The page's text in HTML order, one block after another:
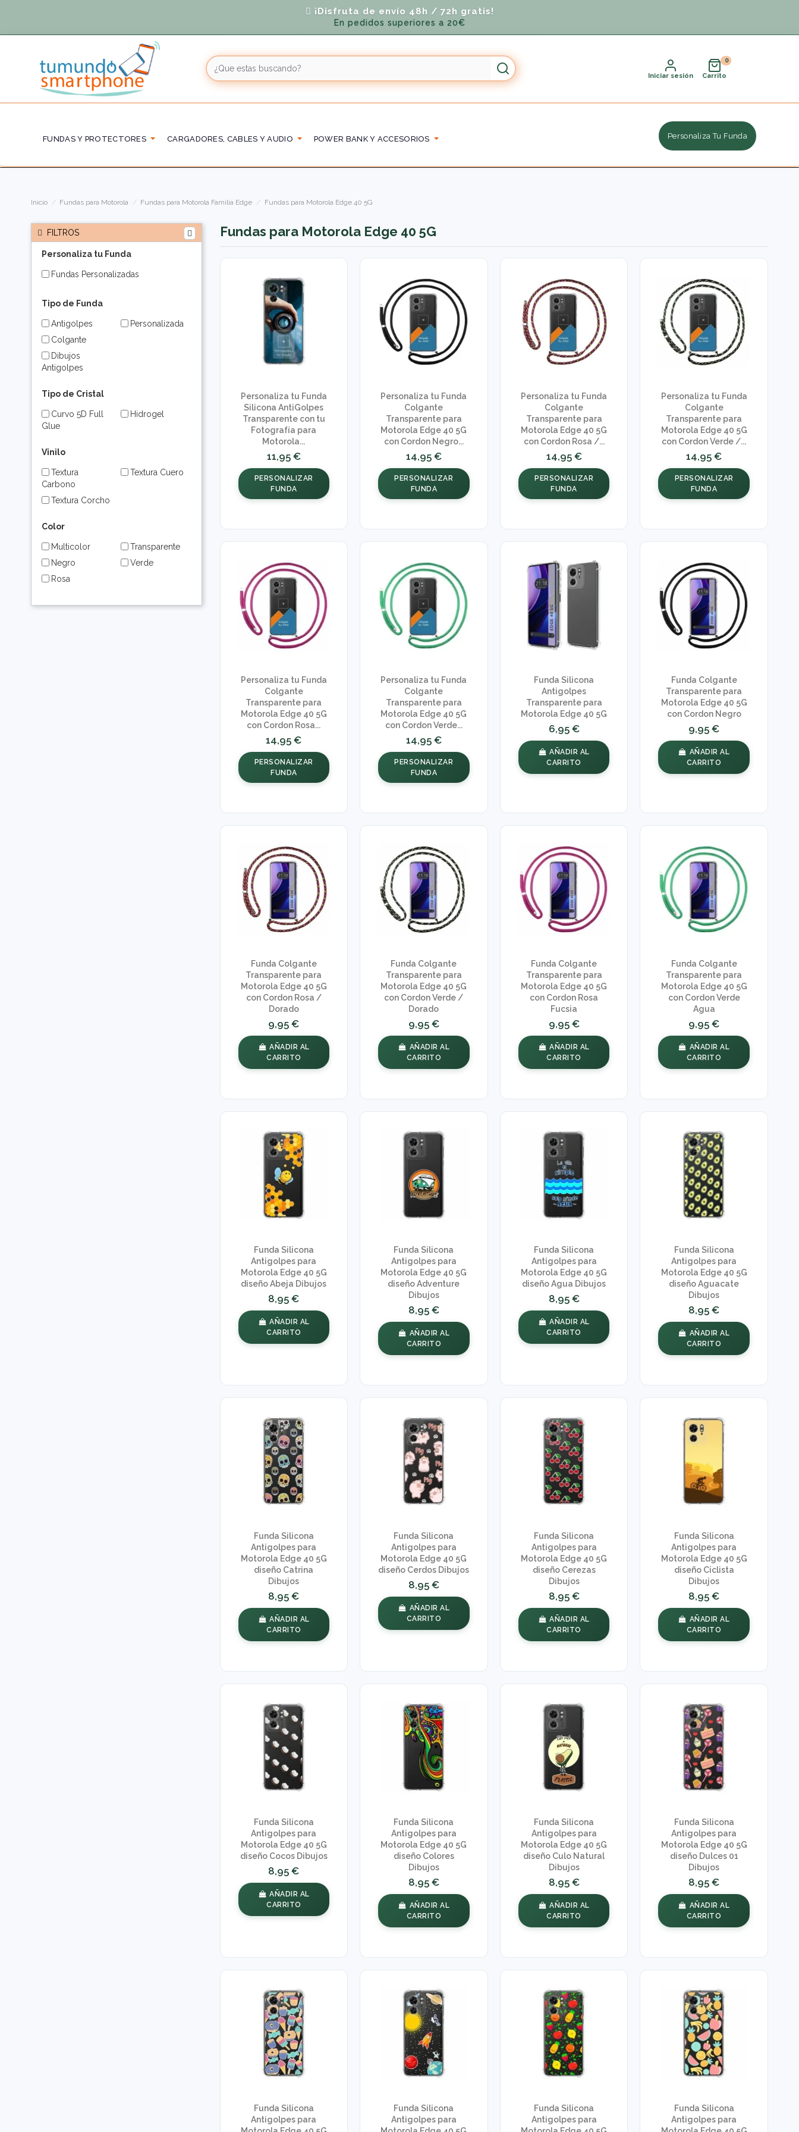
¡Disfruta de envío 48h / 72h gratis!
En pedidos superiores a 20€
Iniciar sesión Carrito
FUNDAS Y PROTECTORES CARGADORES, CABLES Y AUDIO POWER BANK Y ACCESORIOS Personaliza Tu Funda
Inicio Fundas para Motorola Fundas para Motorola Familia Edge Fundas para Motorola Edge 40 5G
Fundas para Motorola Edge 40 5G
Personaliza tu Funda
Silicona AntiGolpes
Transparente con tu
Fotografía para
Motorola...
11,95 €
PERSONALIZAR
FUNDA
Personaliza tu Funda
Colgante
Transparente para
Motorola Edge 40 5G
con Cordon Negro...
14,95 €
PERSONALIZAR
FUNDA
Personaliza tu Funda
Colgante
Transparente para
Motorola Edge 40 5G
con Cordon Rosa /...
14,95 €
PERSONALIZAR
FUNDA
Personaliza tu Funda
Colgante
Transparente para
Motorola Edge 40 5G
con Cordon Verde /...
14,95 €
PERSONALIZAR
FUNDA
Personaliza tu Funda
Colgante
Transparente para
Motorola Edge 40 5G
con Cordon Rosa...
14,95 €
PERSONALIZAR
FUNDA
Personaliza tu Funda
Colgante
Transparente para
Motorola Edge 40 5G
con Cordon Verde...
14,95 €
PERSONALIZAR
FUNDA
Funda Silicona
Antigolpes
Transparente para
Motorola Edge 40 5G
6,95 €
AÑADIR AL
CARRITO
Funda Colgante
Transparente para
Motorola Edge 40 5G
con Cordon Negro
9,95 €
AÑADIR AL
CARRITO
Funda Colgante
Transparente para
Motorola Edge 40 5G
con Cordon Rosa /
Dorado
9,95 €
AÑADIR AL
CARRITO
Funda Colgante
Transparente para
Motorola Edge 40 5G
con Cordon Verde /
Dorado
9,95 €
AÑADIR AL
CARRITO
Funda Colgante
Transparente para
Motorola Edge 40 5G
con Cordon Rosa
Fucsia
9,95 €
AÑADIR AL
CARRITO
Funda Colgante
Transparente para
Motorola Edge 40 5G
con Cordon Verde
Agua
9,95 €
AÑADIR AL
CARRITO
Funda Silicona
Antigolpes para
Motorola Edge 40 5G
diseño Abeja Dibujos
8,95 €
AÑADIR AL
CARRITO
Funda Silicona
Antigolpes para
Motorola Edge 40 5G
diseño Adventure
Dibujos
8,95 €
AÑADIR AL
CARRITO
Funda Silicona
Antigolpes para
Motorola Edge 40 5G
diseño Agua Dibujos
8,95 €
AÑADIR AL
CARRITO
Funda Silicona
Antigolpes para
Motorola Edge 40 5G
diseño Aguacate
Dibujos
8,95 €
AÑADIR AL
CARRITO
Funda Silicona
Antigolpes para
Motorola Edge 40 5G
diseño Catrina
Dibujos
8,95 €
AÑADIR AL
CARRITO
Funda Silicona
Antigolpes para
Motorola Edge 40 5G
diseño Cerdos Dibujos
8,95 €
AÑADIR AL
CARRITO
Funda Silicona
Antigolpes para
Motorola Edge 40 5G
diseño Cerezas
Dibujos
8,95 €
AÑADIR AL
CARRITO
Funda Silicona
Antigolpes para
Motorola Edge 40 5G
diseño Ciclista
Dibujos
8,95 €
AÑADIR AL
CARRITO
Funda Silicona
Antigolpes para
Motorola Edge 40 5G
diseño Cocos Dibujos
8,95 €
AÑADIR AL
CARRITO
Funda Silicona
Antigolpes para
Motorola Edge 40 5G
diseño Colores
Dibujos
8,95 €
AÑADIR AL
CARRITO
Funda Silicona
Antigolpes para
Motorola Edge 40 5G
diseño Culo Natural
Dibujos
8,95 €
AÑADIR AL
CARRITO
Funda Silicona
Antigolpes para
Motorola Edge 40 5G
diseño Dulces 01
Dibujos
8,95 €
AÑADIR AL
CARRITO
Funda Silicona
Antigolpes para
Funda Silicona
Antigolpes para
Funda Silicona
Antigolpes para
Funda Silicona
Antigolpes para
FILTROS
Personaliza tu Funda
Fundas Personalizadas
Tipo de Funda
Antigolpes
Colgante
Dibujos
Antigolpes
Personalizada
Tipo de Cristal
Curvo 5D Full
Glue
Hidrogel
Vinilo
Textura
Carbono
Textura Corcho
Textura Cuero
Color
Multicolor
Negro
Rosa
Transparente
Verde